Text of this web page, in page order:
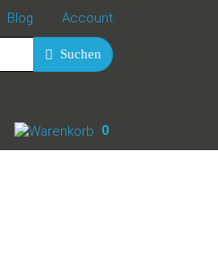
Blog Account
Suchen
0